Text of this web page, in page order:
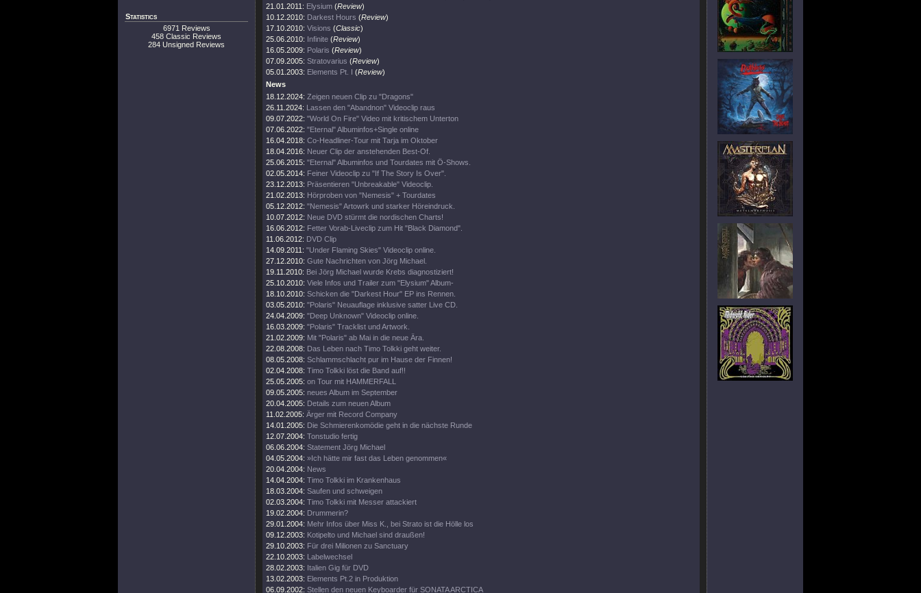
Statistics
6971 Reviews
458 Classic Reviews
284 Unsigned Reviews
21.01.2011: Elysium (Review)
10.12.2010: Darkest Hours (Review)
17.10.2010: Visions (Classic)
25.06.2010: Infinite (Review)
16.05.2009: Polaris (Review)
07.09.2005: Stratovarius (Review)
05.01.2003: Elements Pt. I (Review)
News
18.12.2024: Zeigen neuen Clip zu "Dragons"
26.11.2024: Lassen den "Abandnon" Videoclip raus
09.07.2022: "World On Fire" Video mit kritischem Unterton
07.06.2022: "Eternal" Albuminfos+Single online
16.04.2018: Co-Headliner-Tour mit Tarja im Oktober
18.04.2016: Neuer Clip der anstehenden Best-Of.
25.06.2015: "Eternal" Albuminfos und Tourdates mit Ö-Shows.
02.05.2014: Feiner Videoclip zu "If The Story Is Over".
23.12.2013: Präsentieren "Unbreakable" Videoclip.
21.02.2013: Hörproben von "Nemesis" + Tourdates
05.12.2012: "Nemesis" Artowrk und starker Höreindruck.
10.07.2012: Neue DVD stürmt die nordischen Charts!
16.06.2012: Fetter Vorab-Liveclip zum Hit "Black Diamond".
11.06.2012: DVD Clip
14.09.2011: "Under Flaming Skies" Videoclip online.
27.12.2010: Gute Nachrichten von Jörg Michael.
19.11.2010: Bei Jörg Michael wurde Krebs diagnostiziert!
25.10.2010: Viele Infos und Trailer zum "Elysium" Album-
18.10.2010: Schicken die "Darkest Hour" EP ins Rennen.
03.05.2010: "Polaris" Neuauflage inklusive satter Live CD.
24.04.2009: "Deep Unknown" Videoclip online.
16.03.2009: "Polaris" Tracklist und Artwork.
21.02.2009: Mit "Polaris" ab Mai in die neue Ära.
22.08.2008: Das Leben nach Timo Tolkki geht weiter.
08.05.2008: Schlammschlacht pur im Hause der Finnen!
02.04.2008: Timo Tolkki löst die Band auf!!
25.05.2005: on Tour mit HAMMERFALL
09.05.2005: neues Album im September
20.04.2005: Details zum neuen Album
11.02.2005: Ärger mit Record Company
14.01.2005: Die Schmierenkomödie geht in die nächste Runde
12.07.2004: Tonstudio fertig
06.06.2004: Statement Jörg Michael
04.05.2004: »Ich hätte mir fast das Leben genommen«
20.04.2004: News
14.04.2004: Timo Tolkki im Krankenhaus
18.03.2004: Saufen und schweigen
02.03.2004: Timo Tolkki mit Messer attackiert
19.02.2004: Drummerin?
29.01.2004: Mehr Infos über Miss K., bei Strato ist die Hölle los
09.12.2003: Kotipelto und Michael sind draußen!
29.10.2003: Für drei Milionen zu Sanctuary
22.10.2003: Labelwechsel
28.02.2003: Italien Gig für DVD
13.02.2003: Elements Pt.2 in Produktion
06.09.2002: Stellen den neuen Keyboarder für SONATA ARCTICA